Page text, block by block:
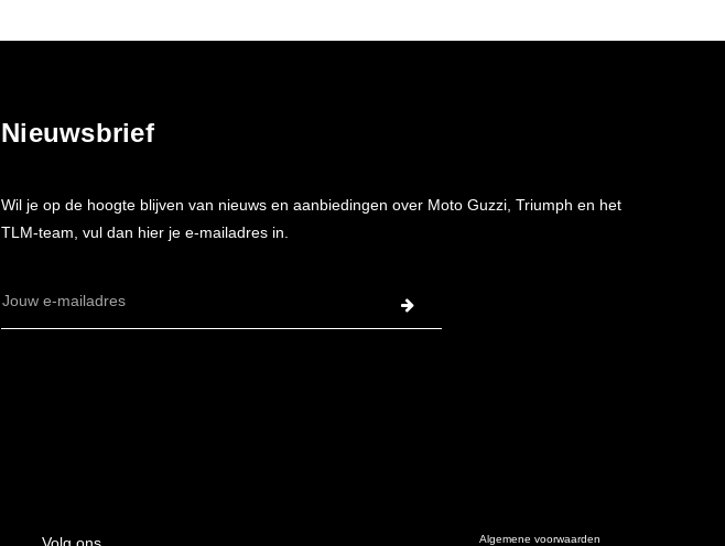
Nieuwsbrief
Wil je op de hoogte blijven van nieuws en aanbiedingen over Moto Guzzi, Triumph en het
TLM-team, vul dan hier je e-mailadres in.
E-
Algemene voorwaarden